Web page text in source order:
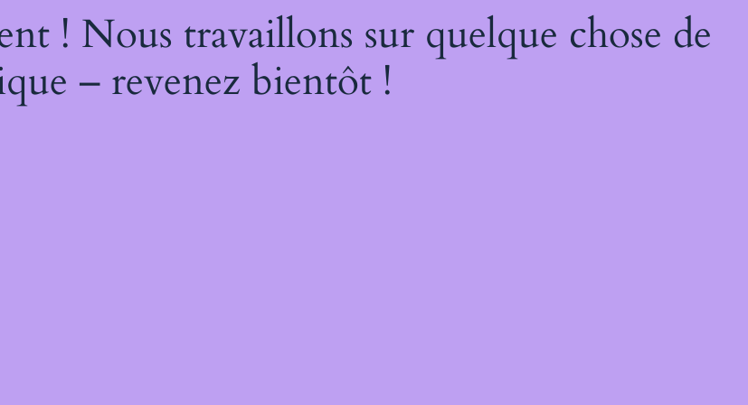
! Nous travaillons sur quelque chose de
– revenez bientôt !